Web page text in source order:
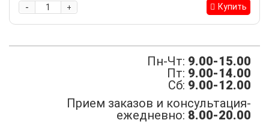
+
- Купить
Пн-Чт: 9.00-15.00
Пт: 9.00-14.00
Сб: 9.00-12.00
Прием заказов и консультация-
ежедневно: 8.00-20.00